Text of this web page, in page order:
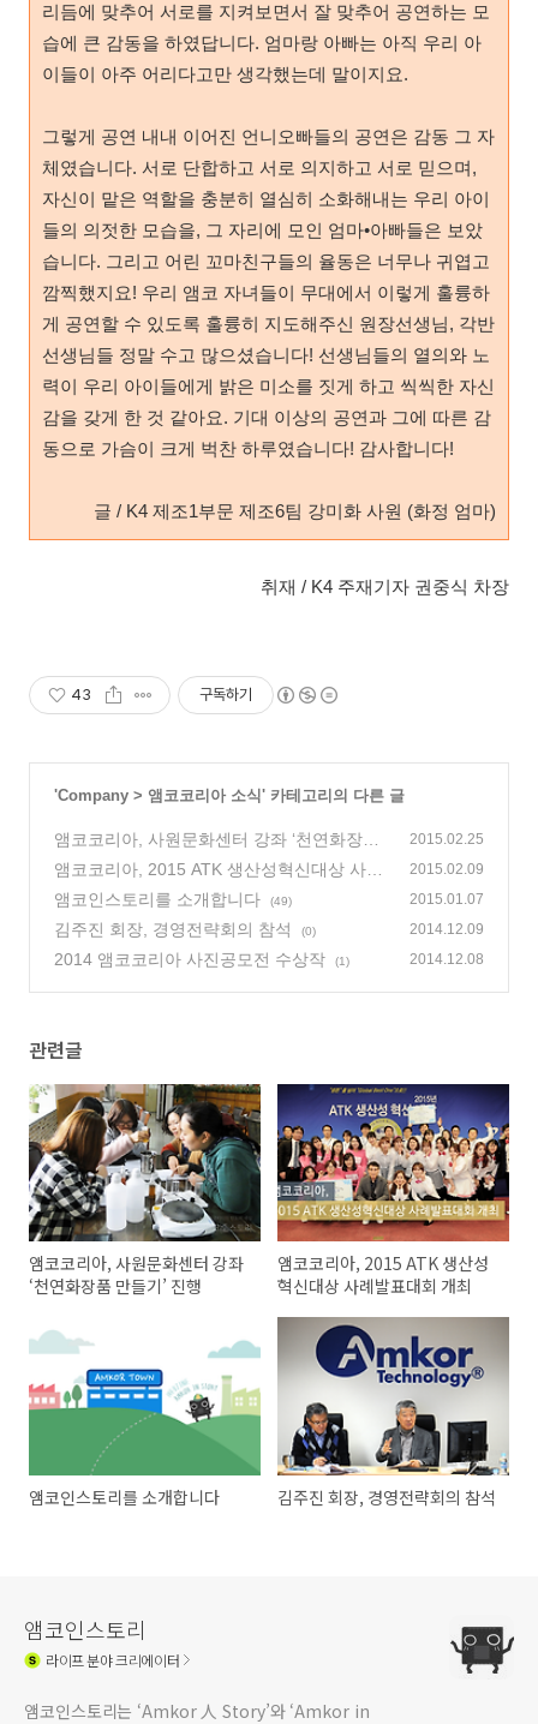
리듬에 맞추어 서로를 지켜보면서 잘 맞추어 공연하는 모
습에 큰 감동을 하였답니다. 엄마랑 아빠는 아직 우리 아
이들이 아주 어리다고만 생각했는데 말이지요.
그렇게 공연 내내 이어진 언니오빠들의 공연은 감동 그 자
체였습니다. 서로 단합하고 서로 의지하고 서로 믿으며,
자신이 맡은 역할을 충분히 열심히 소화해내는 우리 아이
들의 의젓한 모습을, 그 자리에 모인 엄마•아빠들은 보았
습니다. 그리고 어린 꼬마친구들의 율동은 너무나 귀엽고
깜찍했지요! 우리 앰코 자녀들이 무대에서 이렇게 훌륭하
게 공연할 수 있도록 훌륭히 지도해주신 원장선생님, 각반
선생님들 정말 수고 많으셨습니다! 선생님들의 열의와 노
력이 우리 아이들에게 밝은 미소를 짓게 하고 씩씩한 자신
감을 갖게 한 것 같아요. 기대 이상의 공연과 그에 따른 감
동으로 가슴이 크게 벅찬 하루였습니다! 감사합니다!
글 / K4 제조1부문 제조6팀 강미화 사원 (화정 엄마)
취재 / K4 주재기자 권중식 차장
43 구독하기
'Company > 앰코코리아 소식' 카테고리의 다른 글
앰코코리아, 사원문화센터 강좌 ‘천연화장품
만들기’ 진행
(0)
2015.02.25
앰코코리아, 2015 ATK 생산성혁신대상 사례
발표대회 개최
(0)
2015.02.09
앰코인스토리를 소개합니다 (49) 2015.01.07
김주진 회장, 경영전략회의 참석 (0) 2014.12.09
2014 앰코코리아 사진공모전 수상작 (1) 2014.12.08
관련글
앰코코리아, 사원문화센터 강좌
‘천연화장품 만들기’ 진행
앰코코리아, 2015 ATK 생산성
혁신대상 사례발표대회 개최
앰코인스토리를 소개합니다 김주진 회장, 경영전략회의 참석
앰코인스토리
라이프분야 크리에이터
앰코인스토리는 ‘Amkor 人 Story’와 ‘Amkor in